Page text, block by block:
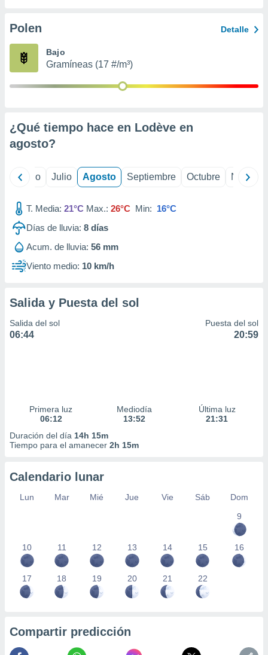
e
mediante
publicidad
publicidad
de
Polen Detalle
Bajo
Gramíneas (17 #/m³)
¿Qué tiempo hace en Lodève en
agosto?
Junio Julio Agosto Septiembre Octubre
T. Media: 21°C Max.: 26°C Min: 16°C
Días de lluvia: 8 días
Acum. de lluvia: 56 mm
Viento medio: 10 km/h
Salida y Puesta del sol
Salida del sol
06:44
Puesta del sol
20:59
Primera luz
06:12
Mediodía
13:52
Última luz
21:31
Duración del día 14h 15m
Tiempo para el amanecer 2h 15m
Calendario lunar
Lun Mar Mié Jue Vie Sáb
Dom
9
10 11 12 13 14 15 16
17 18 19 20 21 22
Compartir predicción